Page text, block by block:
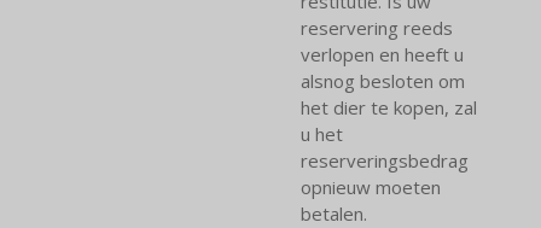
reservering reeds
verlopen en heeft u
alsnog besloten om
het dier te kopen, zal
u het
reserveringsbedrag
opnieuw moeten
betalen.